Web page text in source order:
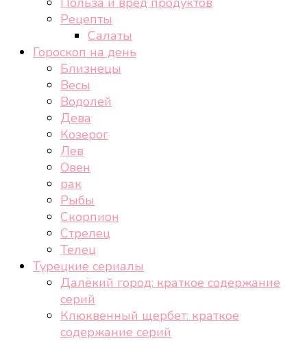
Рецепты
Салаты
Гороскоп на день
Близнецы
Весы
Водолей
Дева
Козерог
Лев
Овен
рак
Рыбы
Скорпион
Стрелец
Телец
Турецкие сериалы
Далёкий город: краткое содержание
серий
Клюквенный щербет: краткое
содержание серий